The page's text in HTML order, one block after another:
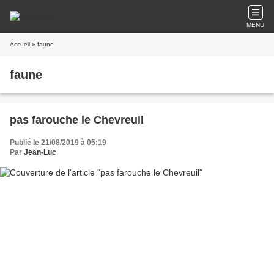
MENU
Accueil » faune
faune
pas farouche le Chevreuil
Publié le 21/08/2019 à 05:19
Par Jean-Luc